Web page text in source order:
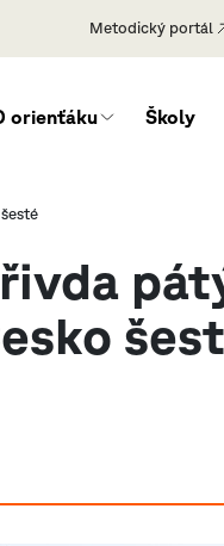
Metodický portál
orienťáku Školy